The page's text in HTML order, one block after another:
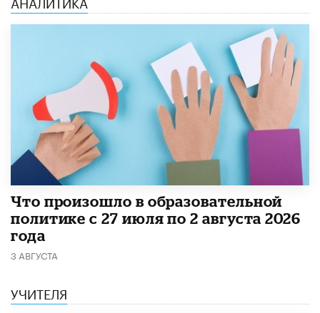
​Что произошло в образовательной
политике с 27 июля по 2 августа 2026
года
3 АВГУСТА
УЧИТЕЛЯ